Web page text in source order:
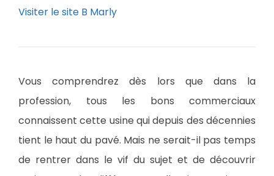
Visiter le site B Marly
Vous comprendrez dès lors que dans la
profession, tous les bons commerciaux
connaissent cette usine qui depuis des décennies
tient le haut du pavé. Mais ne serait-il pas temps
de rentrer dans le vif du sujet et de découvrir